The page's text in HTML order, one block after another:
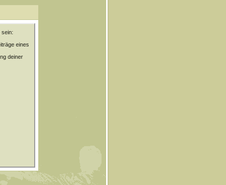
sein:
eines
deiner